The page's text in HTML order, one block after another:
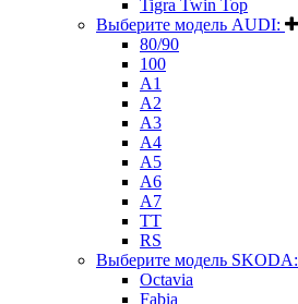
Tigra Twin Top
Выберите модель AUDI:
80/90
100
A1
A2
A3
A4
A5
A6
A7
TT
RS
Выберите модель SKODA:
Octavia
Fabia